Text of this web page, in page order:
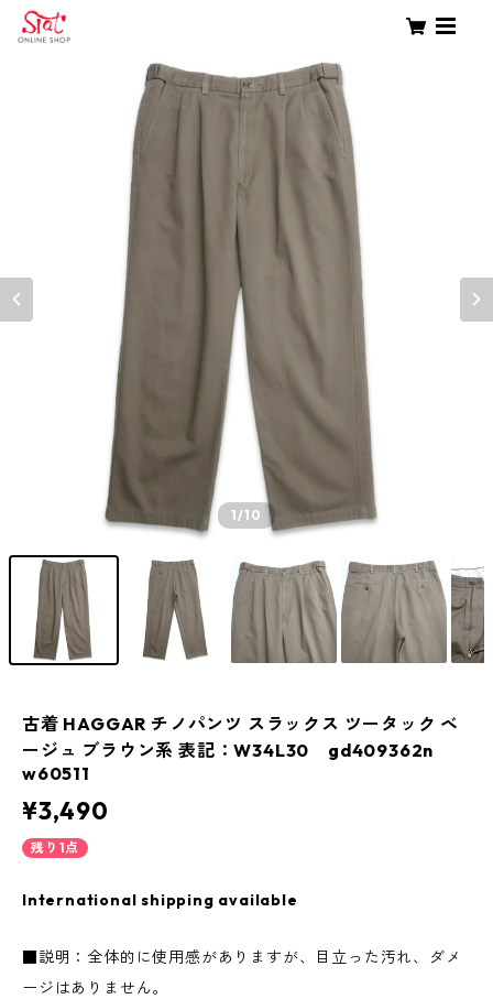
1/10
古着 HAGGAR チノパンツ スラックス ツータック ベ
ージュ ブラウン系 表記：W34L30 gd409362n
w60511
¥3,490
残り1点
International shipping available
■説明：全体的に使用感がありますが、目立った汚れ、ダメ
ージはありません。